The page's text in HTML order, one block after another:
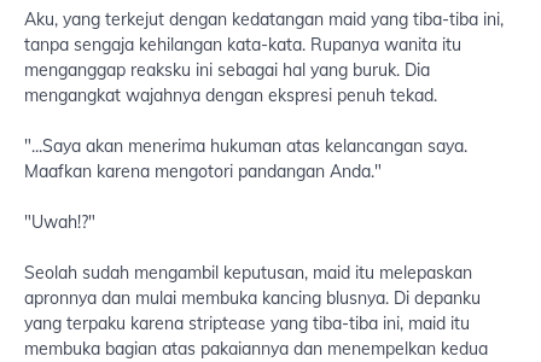
Aku, yang terkejut dengan kedatangan maid yang tiba-tiba ini,
tanpa sengaja kehilangan kata-kata. Rupanya wanita itu
menganggap reaksku ini sebagai hal yang buruk. Dia
mengangkat wajahnya dengan ekspresi penuh tekad.
"...Saya akan menerima hukuman atas kelancangan saya.
Maafkan karena mengotori pandangan Anda."
"Uwah!?"
Seolah sudah mengambil keputusan, maid itu melepaskan
apronnya dan mulai membuka kancing blusnya. Di depanku
yang terpaku karena striptease yang tiba-tiba ini, maid itu
membuka bagian atas pakaiannya dan menempelkan kedua